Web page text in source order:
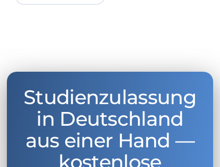
Studienzulassung
in Deutschland
aus einer Hand —
kostenlose